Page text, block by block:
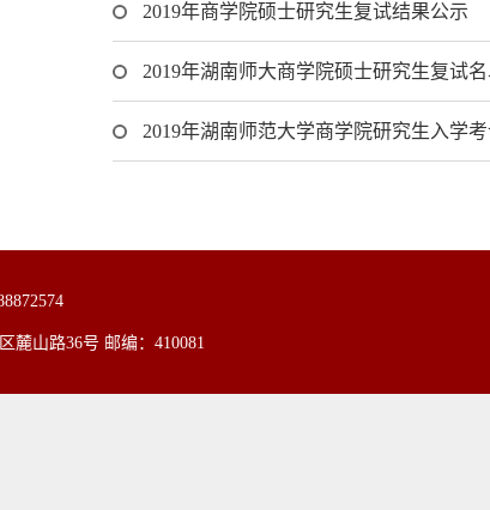
2019年商学院硕士研究生复试结果公示
2019年湖南师大商学院硕士研究生复试
2019年湖南师范大学商学院研究生入学
麓山路36号 邮编：410081